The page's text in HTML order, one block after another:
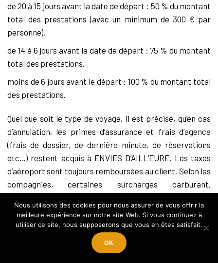
de 20 à 15 jours avant la date de départ : 50 % du montant
total des prestations (avec un minimum de 300 € par
personne).
de 14 à 6 jours avant la date de départ : 75 % du montant
total des prestations.
moins de 6 jours avant le départ : 100 % du montant total
des prestations.
Quel que soit le type de voyage, il est précisé, qu’en cas
d’annulation, les primes d’assurance et frais d’agence
(frais de dossier, de dernière minute, de réservations
etc…) restent acquis à ENVIES D’AILL’EURE. Les taxes
d’aéroport sont toujours remboursées au client. Selon les
compagnies, certaines surcharges carburant,
d‘aéroport ». Certaines compagnies ne les remboursent
pas en cas d’annulation à moins de 30 jours du départ.
Nous utilisons des cookies pour nous assurer de vous offrir la
meilleure expérience sur notre site Web. Si vous continuez à
utiliser ce site, nous supposerons que vous en êtes satisfait.
OK